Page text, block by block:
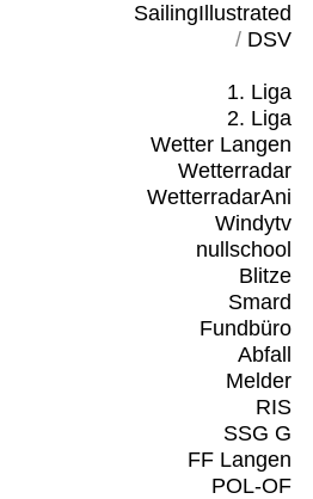
SailingIllustrated
/ DSV
1. Liga
2. Liga
Wetter Langen
Wetterradar
WetterradarAni
Windytv
nullschool
Blitze
Smard
Fundbüro
Abfall
Melder
RIS
SSG G
FF Langen
POL-OF